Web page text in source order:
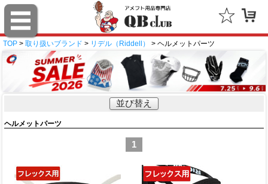
TOP > 取り扱いブランド > リデル（Riddell） > ヘルメットパーツ
並び替え
ヘルメットパーツ
1